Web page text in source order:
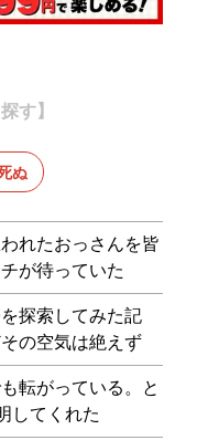
す】
ぬ
れたおっさんを皆
が待っていた
探索してみた記
の空気は絶えず
転がっている。と
してくれた